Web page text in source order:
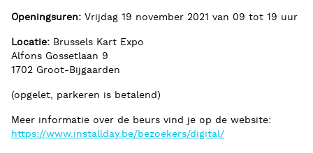
Openingsuren: Vrijdag 19 november 2021 van 09 tot 19 uur
Locatie: Brussels Kart Expo
Alfons Gossetlaan 9
1702 Groot-Bijgaarden
(opgelet, parkeren is betalend)
Meer informatie over de beurs vind je op de website:
https://www.installday.be/bezoekers/digital/